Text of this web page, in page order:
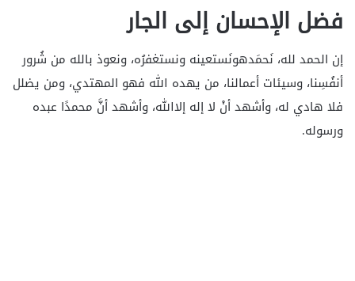
فضل الإحسان إلى الجار
إن الحمد لله، نَحمَدهونَستعينه ونستغفرُه، ونعوذ بالله من شُرور
أنفُسِنا، وسيئات أعمالنا، من يهده الله فهو المهتدي، ومن يضلل
فلا هادي له، وأشهد أنْ لا إله إلاالله، وأشهد أنَّ محمدًا عبده
ورسوله.